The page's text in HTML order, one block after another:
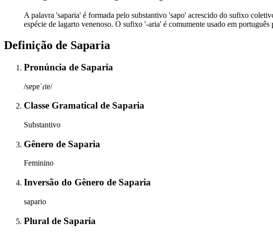
A palavra 'saparia' é formada pelo substantivo 'sapo' acrescido do sufixo
espécie de lagarto venenoso. O sufixo '-aria' é comumente usado em
Definição de Saparia
Pronúncia de Saparia
/sɐpɐˈɾiɐ/
Classe Gramatical de Saparia
Substantivo
Gênero de Saparia
Feminino
Inversão do Gênero de Saparia
sapario
Plural de Saparia